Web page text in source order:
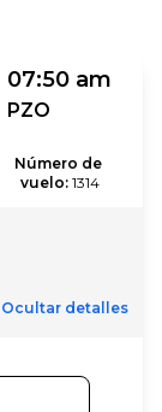
07:50 am
PZO
Número de
vuelo: 1314
Ocultar detalles